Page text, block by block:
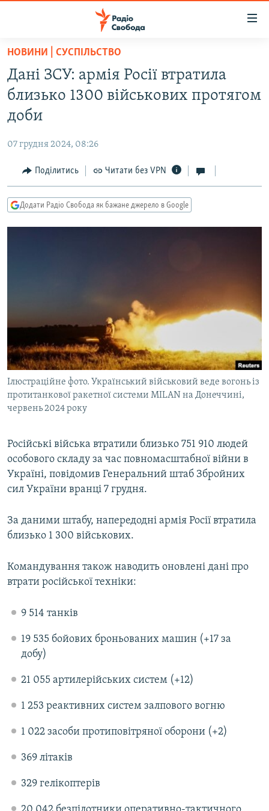
Перейти
основного
матеріалу
Перейти
до
основної
навігації
Перейти
до
пошуку
ВСЕ ЗА ДОБУ
СТАТТІ
ЕКОНОМІКА
СУСПІЛЬСТВО
РОСІЙСЬКА «ФІЛЬТРАЦІЯ»
ДОНБАС.РЕАЛІЇ
ТИ ЯК?
СПЕЦПРОЄКТИ
ПОДКАСТИ
КРИМ РЕАЛІЇ
РУС
УКР
КТАТ
ДОЛУЧАЙСЯ!
НОВИНИ | СУСПІЛЬСТВО
Дані ЗСУ: армія Росії втратила
близько 1300 військових протягом
доби
07 грудня 2024, 08:26
Поділитись Читати без VPN
Додати Радіо Свобода як бажане джерело в Google
Ілюстраційне фото. Український військовий веде вогонь із
протитанкової ракетної системи MILAN на Донеччині,
червень 2024 року
Російські війська втратили близько 751 910 людей
особового складу за час повномасштабної війни в
Україні, повідомив Генеральний штаб Збройних
сил України вранці 7 грудня.
За даними штабу, напередодні армія Росії втратила
близько 1 300 військових.
Командування також наводить оновлені дані про
втрати російської техніки:
9 514 танків
19 535 бойових броньованих машин (+17 за
добу)
21 055 артилерійських систем (+12)
1 253 реактивних систем залпового вогню
1 022 засоби протиповітряної оборони (+2)
369 літаків
329 гелікоптерів